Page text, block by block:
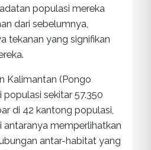
populasi mereka
dari sebelumnya,
tekanan yang signifikan
Kalimantan (Pongo
sekitar 57.350
di 42 kantong populasi,
antaranya memperlihatkan
antar-habitat yang